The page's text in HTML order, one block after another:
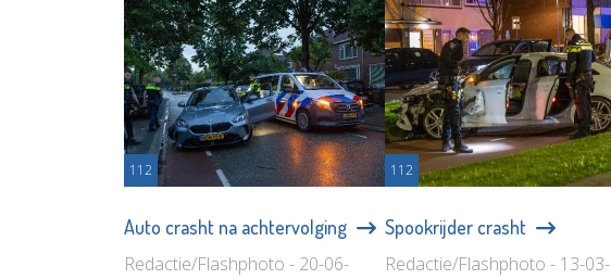
112
Auto crasht na achtervolging
Redactie/Flashphoto - 20-06-
112
Spookrijder crasht
Redactie/Flashphoto - 13-03-